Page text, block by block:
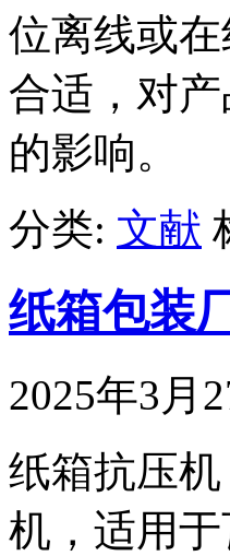
位离线或
合适，对
的影响。
分类: 文献
纸箱包装
2025年3月
纸箱抗压
机，适用